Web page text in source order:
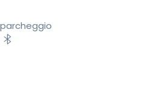
parcheggio